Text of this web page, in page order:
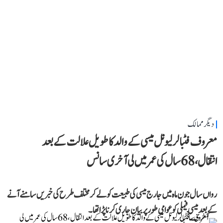
دیگر ممالک
معروف فٹبالر لیونل میسی کے والد کا طویل علالت کے بعد
انتقال، 68 سال کی عمر میں لی آخری سانس
رواں سال جون ماہ میں جارج میسی کی طبیعت کو لے کر مختلف طرح کی خبریں سامنے آنے
کے بعد میسی فیملی کو عوامی طور پر بیان جاری کرنا پڑا تھا۔